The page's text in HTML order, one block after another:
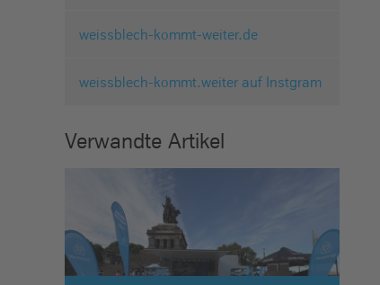
weissblech-kommt-weiter.de
weissblech-kommt.weiter auf Instgram
Verwandte Artikel